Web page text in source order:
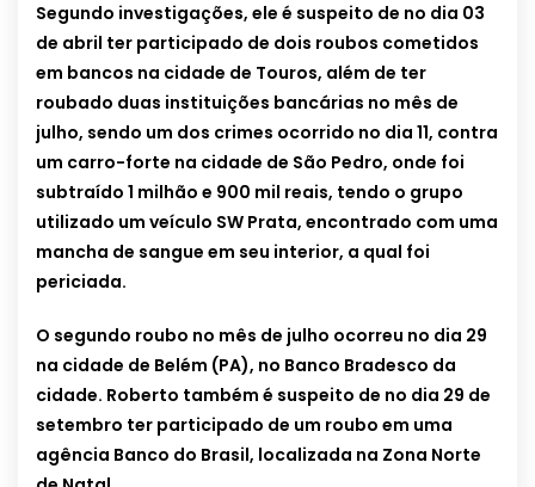
Segundo investigações, ele é suspeito de no dia 03
de abril ter participado de dois roubos cometidos
em bancos na cidade de Touros, além de ter
roubado duas instituições bancárias no mês de
julho, sendo um dos crimes ocorrido no dia 11, contra
um carro-forte na cidade de São Pedro, onde foi
subtraído 1 milhão e 900 mil reais, tendo o grupo
utilizado um veículo SW Prata, encontrado com uma
mancha de sangue em seu interior, a qual foi
periciada.
O segundo roubo no mês de julho ocorreu no dia 29
na cidade de Belém (PA), no Banco Bradesco da
cidade. Roberto também é suspeito de no dia 29 de
setembro ter participado de um roubo em uma
agência Banco do Brasil, localizada na Zona Norte